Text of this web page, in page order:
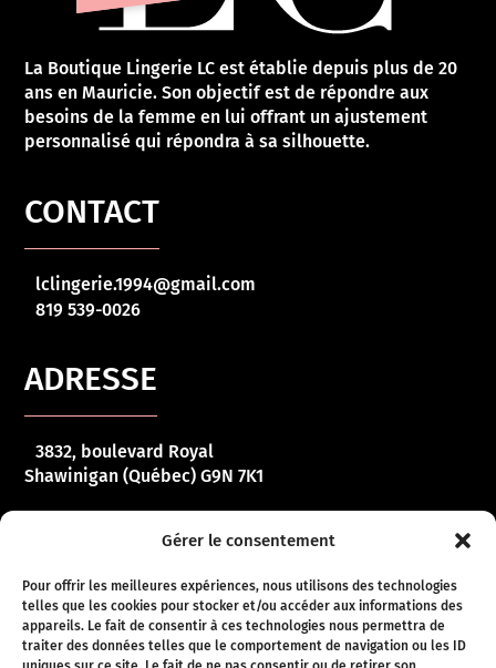
Gérer le consentement
Pour offrir les meilleures expériences, nous utilisons des technologies
telles que les cookies pour stocker et/ou accéder aux informations des
appareils. Le fait de consentir à ces technologies nous permettra de
traiter des données telles que le comportement de navigation ou les ID
La Boutique Lingerie LC est établie depuis plus de 20
ans en Mauricie. Son objectif est de répondre aux
besoins de la femme en lui offrant un ajustement
personnalisé qui répondra à sa silhouette.
CONTACT
lclingerie.1994@gmail.com
819 539-0026
ADRESSE
3832, boulevard Royal
Shawinigan (Québec) G9N 7K1
Lundi – vendredi :10 h 00 – 17 h 00
Samedi :10 h 00 – 16 h 00